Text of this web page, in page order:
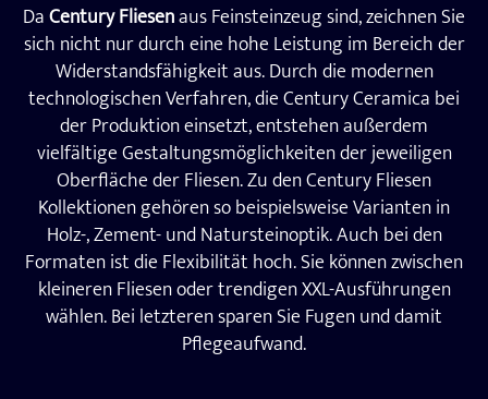
DaCentury Fliesenaus Feinsteinzeug sind, zeichnen Sie
sich nicht nur durch eine hohe Leistung im Bereich der
Widerstandsfähigkeit aus. Durch die modernen
technologischen Verfahren, die Century Ceramica bei
der Produktion einsetzt, entstehen außerdem
vielfältige Gestaltungsmöglichkeiten der jeweiligen
Oberfläche der Fliesen. Zu den Century Fliesen
Kollektionen gehören so beispielsweise Varianten in
Holz-, Zement- und Natursteinoptik. Auch bei den
Formaten ist die Flexibilität hoch. Sie können zwischen
kleineren Fliesen oder trendigen XXL-Ausführungen
wählen. Bei letzteren sparen Sie Fugen und damit
Pflegeaufwand.